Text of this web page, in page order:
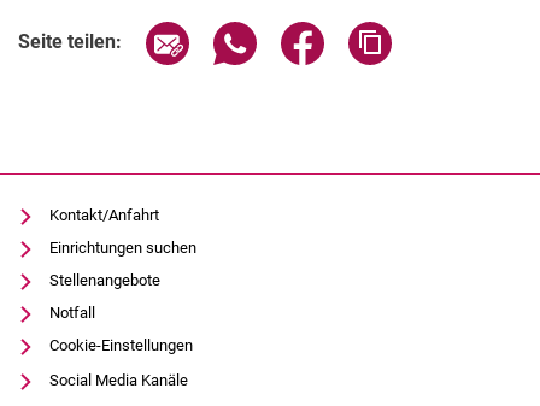
Seite teilen: Seite über E-Mail teilen
Seite über WhatsApp teilen
Seite über Facebook
Kontakt/Anfahrt
Einrichtungen suchen
Stellenangebote
Notfall
Cookie-Einstellungen
Social Media Kanäle